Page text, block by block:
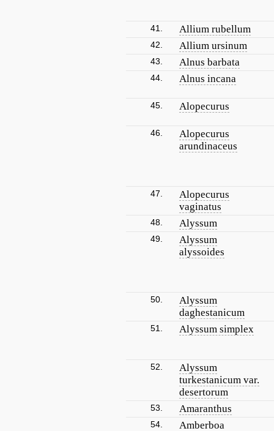
41. Allium rubellum
42. Allium ursinum
43. Alnus barbata
44. Alnus incana
45. Alopecurus
46.
Alopecurus
arundinaceus
47.
Alopecurus
vaginatus
48. Alyssum
49.
Alyssum
alyssoides
50.
Alyssum
daghestanicum
51. Alyssum simplex
52.
Alyssum
turkestanicum var.
desertorum
53. Amaranthus
54. Amberboa